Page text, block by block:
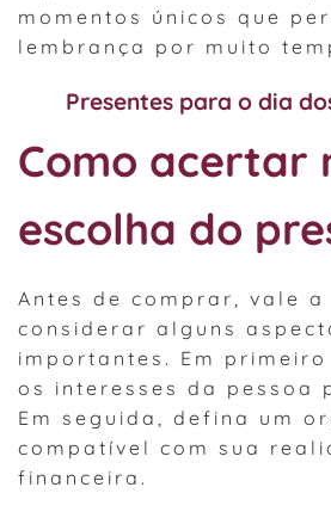
momentos únicos que
lembrança por muito
Presentes para o dia
Como acertar
escolha do
Antes de comprar, vale a
considerar alguns
importantes. Em
os interesses da pessoa
Em seguida, defina um
compatível com sua
financeira.